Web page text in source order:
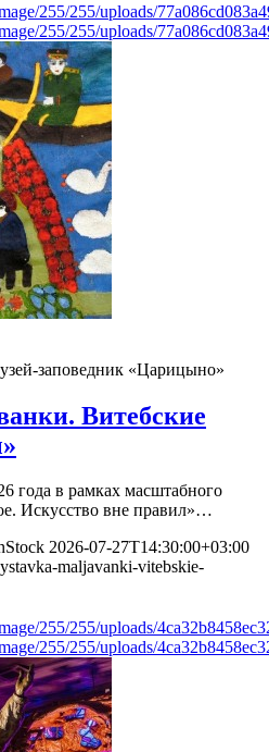
255/255/uploads/
255/255/uploads/
заповедник «Царицыно»
Витебские
года в рамках масштабного
Искусство вне правил»…
2026-07-27T14:30:00+03:00
maljavanki-vitebskie-
255/255/uploads/
255/255/uploads/